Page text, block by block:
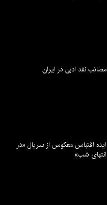
مصائب نقد ادبی در ایران
ایده اقتباس معکوس از سریال «در
انتهای شب»